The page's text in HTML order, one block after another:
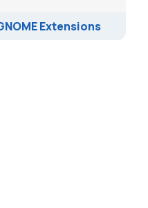
Extensions